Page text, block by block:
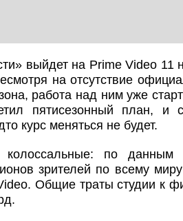
выйдет на Prime Video 11
на отсутствие
работа над ним уже
пятисезонный план, и
курс меняться не будет.
по данным
зрителей по всему
Общие траты студии к